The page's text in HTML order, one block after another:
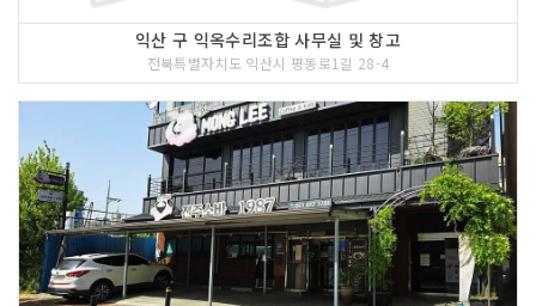
익산 구 익옥수리조합 사무실 및 창고
전북특별자치도 익산시 평동로1길 28-4